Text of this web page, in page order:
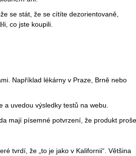
se stát, že se cítíte dezorientovaně,
co jste koupili.
Například lékárny v Praze, Brně nebo
uvedou výsledky testů na webu.
mají písemné potvrzení, že produkt
tvrdí, že „to je jako v Kalifornii“. Většina